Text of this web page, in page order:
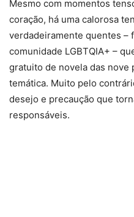
Mesmo com momentos
coração, há uma calorosa
verdadeiramente quentes –
comunidade LGBTQIA+ –
gratuito de novela das nove
temática. Muito pelo
desejo e precaução que
responsáveis.